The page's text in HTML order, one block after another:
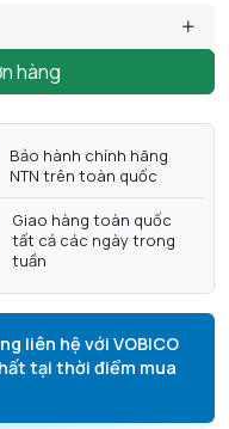
hàng
Bảo hành chính hãng
NTN trên toàn quốc
Giao hàng toàn quốc
tất cả các ngày trong
tuần
liên hệ với VOBICO
tại thời điểm mua